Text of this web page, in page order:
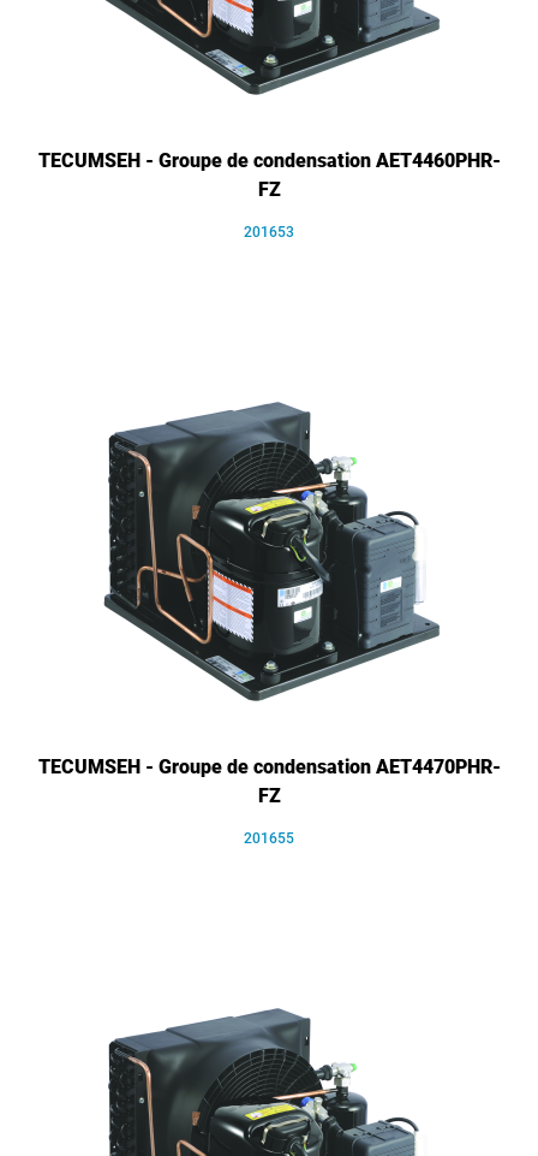
TECUMSEH - Groupe de condensation AET4460PHR-
FZ
201653
TECUMSEH - Groupe de condensation AET4470PHR-
FZ
201655